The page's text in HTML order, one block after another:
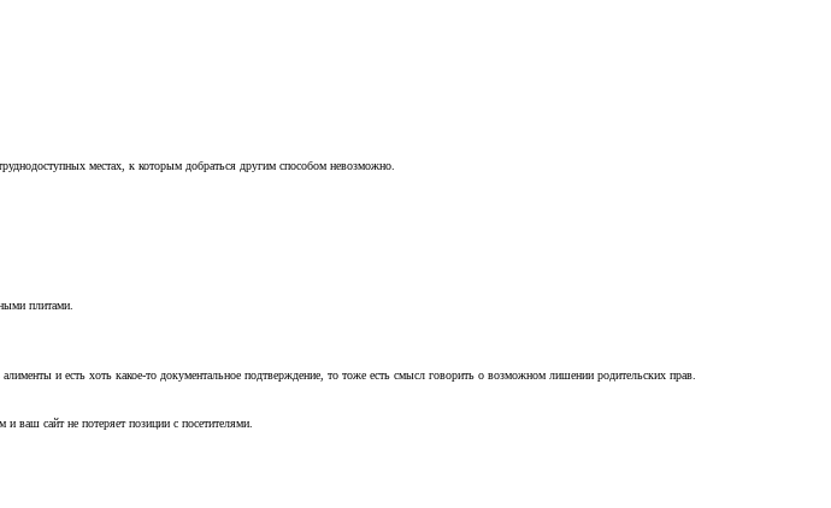
местах, к которым добраться другим способом невозможно.
плитами.
и есть хоть какое-то документальное подтверждение, то тоже есть смысл говорить о возможном лишении родительских прав.
ваш сайт не потеряет позиции с посетителями.